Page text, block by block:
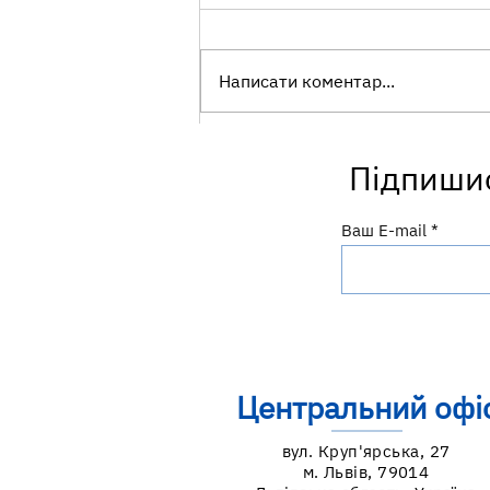
підтримки грудного
вигодовування: посилюємо
Написати коментар...
Ваш E-mail
Центральний
вул. Круп'ярська, 27
м. Львів, 79014